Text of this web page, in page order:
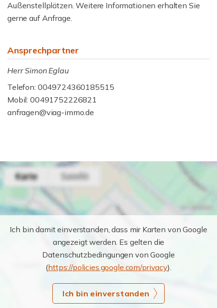
Außenstellplätzen. Weitere Informationen erhalten Sie
gerne auf Anfrage.
Ansprechpartner
Herr Simon Eglau
Telefon: 0049724360185515
Mobil: 00491752226821
anfragen@viag-immo.de
Ich bin damit einverstanden, dass mir Karten von Google
angezeigt werden. Es gelten die
Datenschutzbedingungen von Google
(https://policies.google.com/privacy).
Ich bin einverstanden